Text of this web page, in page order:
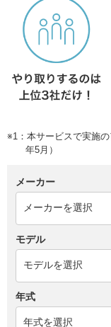
※1：本サービスで実施
年5月）
メーカー
モデル
年式